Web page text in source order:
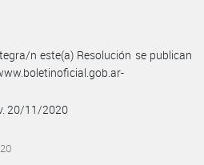
n este(a) Resolución se publican
20/11/2020